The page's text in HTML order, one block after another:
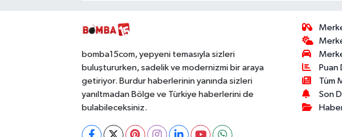
bomba15com, yepyeni temasıyla sizleri
buluştururken, sadelik ve modernizmi bir araya
getiriyor. Burdur haberlerinin yanında sizleri
yanıltmadan Bölge ve Türkiye haberlerini de
bulabileceksiniz.
Puan
Tüm
Son